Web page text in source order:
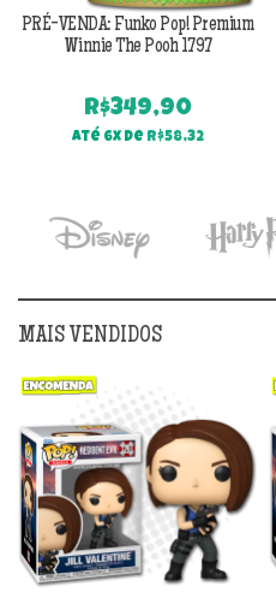
PRÉ-VENDA: Funko Pop! Premium
Winnie The Pooh 1797
R$349,90
Até 6x de R$58,32
MAIS VENDIDOS